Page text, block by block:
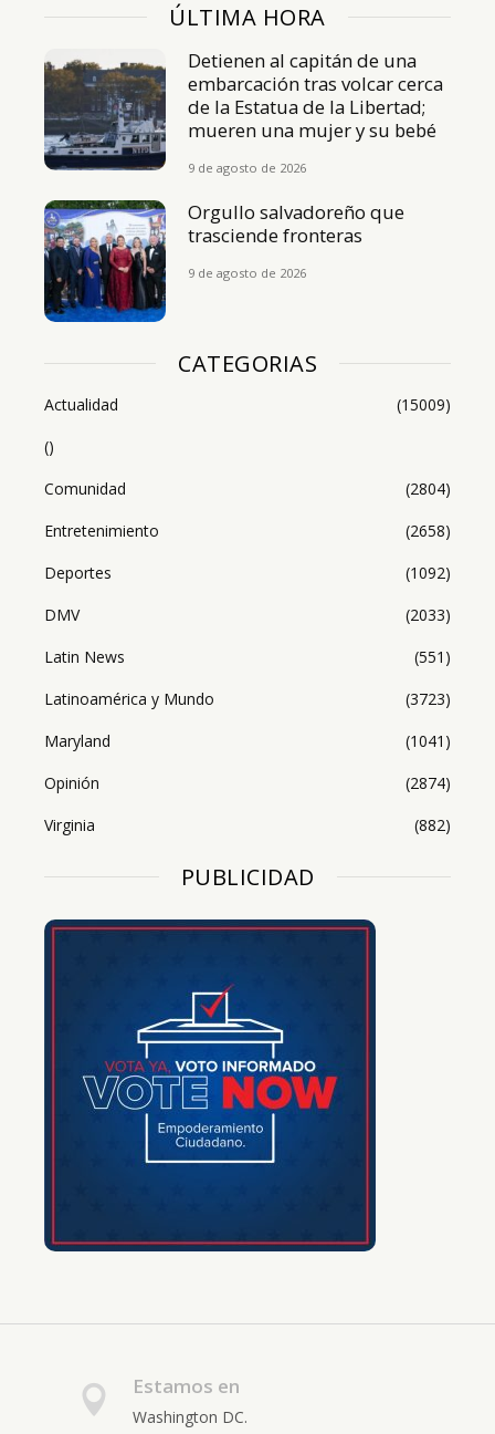
ÚLTIMA HORA
Detienen al capitán de una
embarcación tras volcar cerca
de la Estatua de la Libertad;
mueren una mujer y su bebé
9 de agosto de 2026
Orgullo salvadoreño que
trasciende fronteras
9 de agosto de 2026
CATEGORIAS
Actualidad
(15009)
()
Comunidad
(2804)
Entretenimiento
(2658)
Deportes
(1092)
DMV
(2033)
Latin News
(551)
Latinoamérica y Mundo
(3723)
Maryland
(1041)
Opinión
(2874)
Virginia
(882)
PUBLICIDAD
Estamos en
Washington DC.